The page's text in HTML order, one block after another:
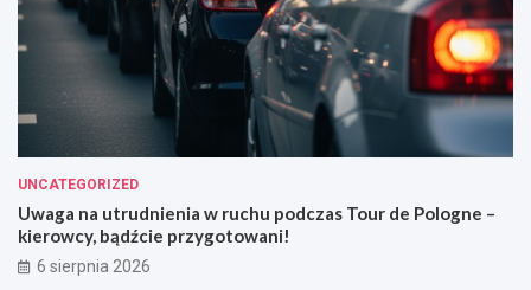
UNCATEGORIZED
Uwaga na utrudnienia w ruchu podczas Tour de Pologne –
kierowcy, bądźcie przygotowani!
6 sierpnia 2026